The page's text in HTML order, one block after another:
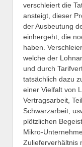
verschleiert die
ansteigt, dieser
der Ausbeutung
einhergeht, die
haben.
welche der
und durch
tatsächlich dazu
einer Vielfalt von
Vertragsarbeit,
Schwarzarbeit,
plötzlichen
Mikro-
Zulieferverhältnis